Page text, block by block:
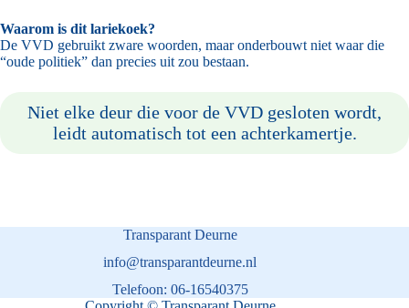
Waarom is dit lariekoek?
De VVD gebruikt zware woorden, maar onderbouwt niet waar die
“oude politiek” dan precies uit zou bestaan.
Niet elke deur die voor de VVD gesloten wordt,
leidt automatisch tot een achterkamertje.
Transparant Deurne
info@transparantdeurne.nl
Telefoon: 06-16540375